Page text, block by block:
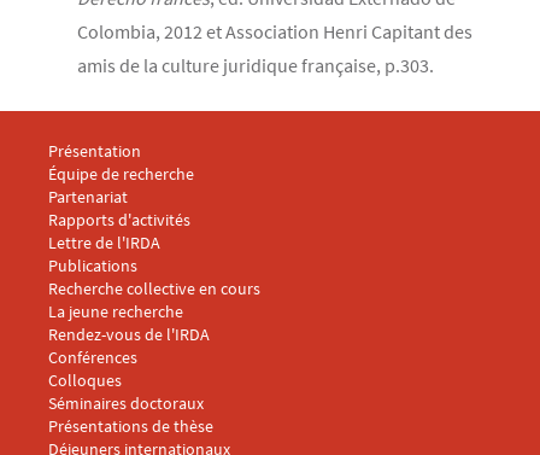
Colombia, 2012 et Association Henri Capitant des
amis de la culture juridique française, p.303.
Menu footer IRDA 1
Présentation
Équipe de recherche
Partenariat
Rapports d'activités
Lettre de l'IRDA
Menu footer IRDA 2
Publications
Recherche collective en cours
La jeune recherche
Rendez-vous de l'IRDA
Conférences
Menu footer IRDA 3
Colloques
Séminaires doctoraux
Présentations de thèse
Déjeuners internationaux